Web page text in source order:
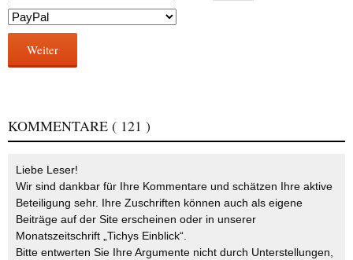
Weiter
KOMMENTARE ( 121 )
Liebe Leser!
Wir sind dankbar für Ihre Kommentare und schätzen Ihre aktive
Beteiligung sehr. Ihre Zuschriften können auch als eigene
Beiträge auf der Site erscheinen oder in unserer
Monatszeitschrift „Tichys Einblick“.
Bitte entwerten Sie Ihre Argumente nicht durch Unterstellungen,